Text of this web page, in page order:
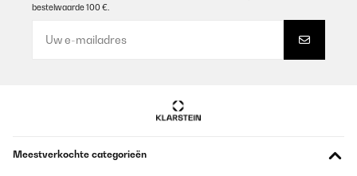
bestelwaarde 100 €.
Meestverkochte categorieën